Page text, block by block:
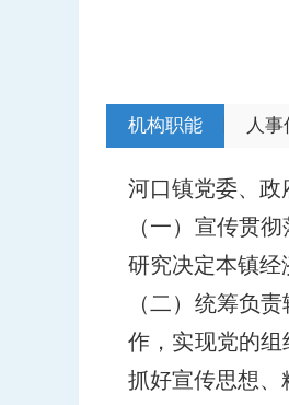
机构职能 人事
河口镇党委、政
（一）宣传贯
研究决定本镇经
（二）统筹负
作，实现党的组
抓好宣传思想、